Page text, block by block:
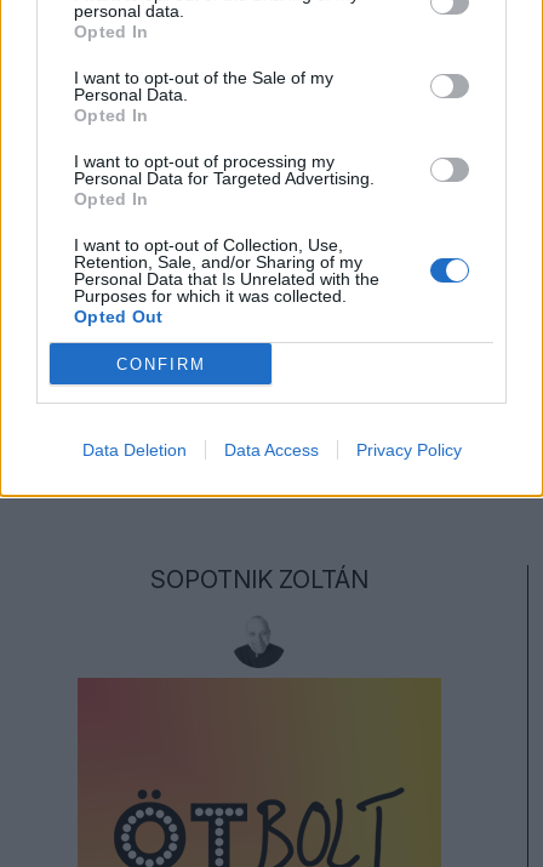
personal data.
Opted In
I want to opt-out of the Sale of my
Personal Data.
Opted In
I want to opt-out of processing my
Personal Data for Targeted Advertising.
Opted In
I want to opt-out of Collection, Use,
Retention, Sale, and/or Sharing of my
Personal Data that Is Unrelated with the
Purposes for which it was collected.
Opted Out
CONFIRM
Data Deletion Data Access Privacy Policy
Borítókép: DJ Krush az Akvárium klubban,
Budapesten, 2025. szeptember 23-án / fotó:
Sopotnik Eszter Amália
Kommentek
Bejelentkezés
SOPOTNIK ZOLTÁN